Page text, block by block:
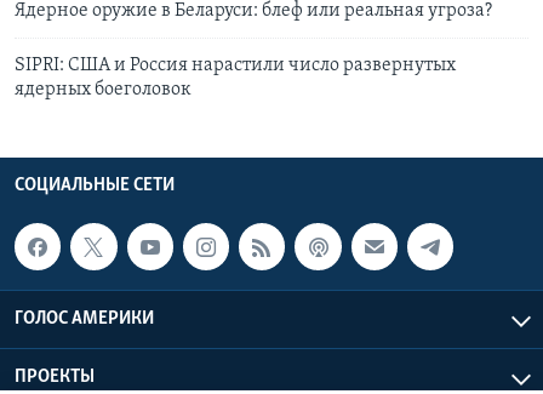
Ядерное оружие в Беларуси: блеф или реальная угроза?
SIPRI: США и Россия нарастили число развернутых
ядерных боеголовок
СОЦИАЛЬНЫЕ СЕТИ
ГОЛОС АМЕРИКИ
ПРОЕКТЫ